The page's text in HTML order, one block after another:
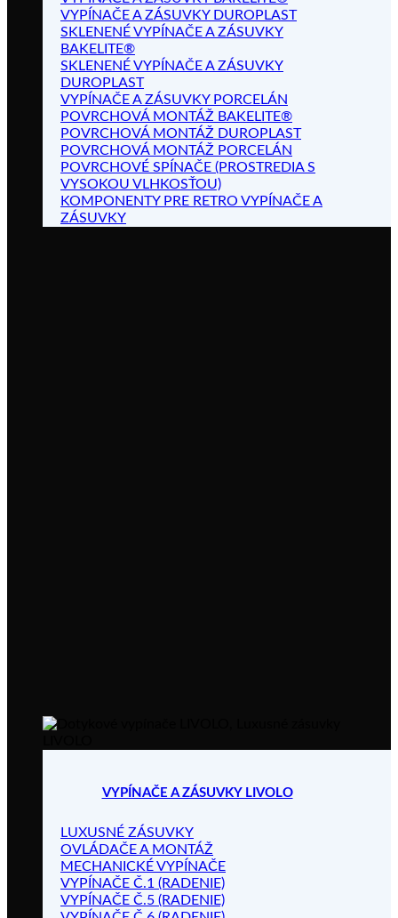
VYPÍNAČE A ZÁSUVKY DUROPLAST
SKLENENÉ VYPÍNAČE A ZÁSUVKY
BAKELITE®
SKLENENÉ VYPÍNAČE A ZÁSUVKY
DUROPLAST
VYPÍNAČE A ZÁSUVKY PORCELÁN
POVRCHOVÁ MONTÁŽ BAKELITE®
POVRCHOVÁ MONTÁŽ DUROPLAST
POVRCHOVÁ MONTÁŽ PORCELÁN
POVRCHOVÉ SPÍNAČE (PROSTREDIA S
VYSOKOU VLHKOSŤOU)
KOMPONENTY PRE RETRO VYPÍNAČE A
ZÁSUVKY
VYPÍNAČE A ZÁSUVKY LIVOLO
LUXUSNÉ ZÁSUVKY
OVLÁDAČE A MONTÁŽ
MECHANICKÉ VYPÍNAČE
VYPÍNAČE Č.1 (RADENIE)
VYPÍNAČE Č.5 (RADENIE)